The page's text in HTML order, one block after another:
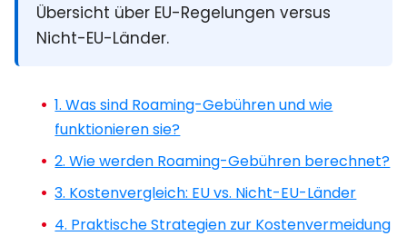
Übersicht über EU-Regelungen versus
Nicht-EU-Länder.
1. Was sind Roaming-Gebühren und wie
funktionieren sie?
2. Wie werden Roaming-Gebühren berechnet?
3. Kostenvergleich: EU vs. Nicht-EU-Länder
4. Praktische Strategien zur Kostenvermeidung